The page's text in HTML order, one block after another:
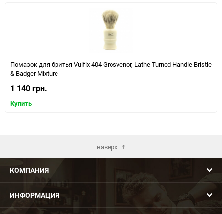
Помазок для бритья Vulfix 404 Grosvenor, Lathe Turned Handle Bristle
& Badger Mixture
1 140 грн.
Купить
наверх
КОМПАНИЯ
ИНФОРМАЦИЯ